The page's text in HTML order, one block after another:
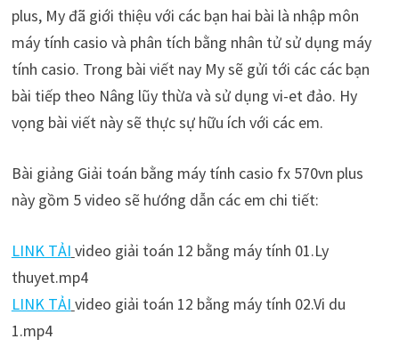
plus, My đã giới thiệu với các bạn hai bài là nhập môn
máy tính casio và phân tích bằng nhân tử sử dụng máy
tính casio. Trong bài viết nay My sẽ gửi tới các các bạn
bài tiếp theo Nâng lũy thừa và sử dụng vi-et đảo. Hy
vọng bài viết này sẽ thực sự hữu ích với các em.
Bài giảng Giải toán bằng máy tính casio fx 570vn plus
này gồm 5 video sẽ hướng dẫn các em chi tiết:
LINK TẢI video giải toán 12 bằng máy tính 01.Ly
thuyet.mp4
LINK TẢI video giải toán 12 bằng máy tính 02.Vi du
1.mp4